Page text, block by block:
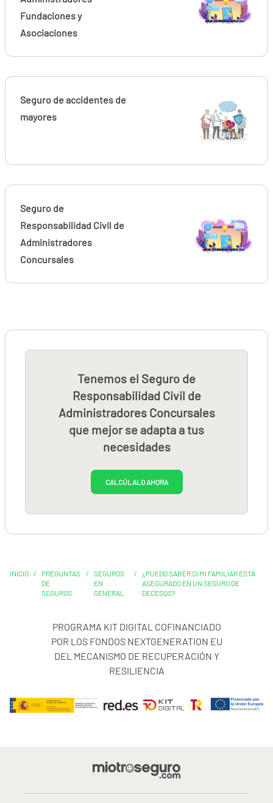
Fundaciones y
Asociaciones
Seguro de accidentes de
mayores
Seguro de
Responsabilidad Civil de
Administradores
Concursales
Tenemos el Seguro de
Responsabilidad Civil de
Administradores Concursales
que mejor se adapta a tus
necesidades
CALCÚLALO AHORA
INICIO /
PREGUNTAS
DE
SEGUROS
/
SEGUROS
EN
GENERAL
/
¿PUEDO SABER SI MI FAMILIAR ESTÁ
ASEGURADO EN UN SEGURO DE
DECESOS?
PROGRAMA KIT DIGITAL COFINANCIADO
POR LOS FONDOS NEXTGENERATION EU
DEL MECANISMO DE RECUPERACIÓN Y
RESILIENCIA